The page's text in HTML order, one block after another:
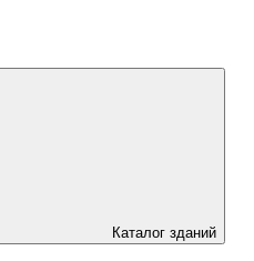
Каталог зданий